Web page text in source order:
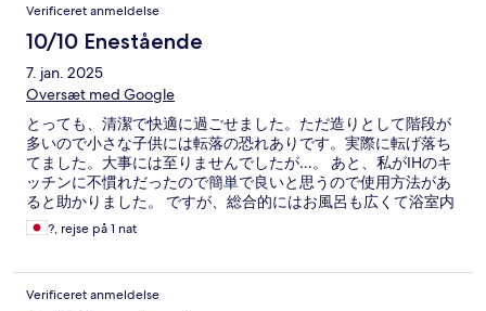
Verificeret anmeldelse
10/10 Enestående
7. jan. 2025
Oversæt med Google
とっても、清潔で快適に過ごせました。ただ造りとして階段が
多いので小さな子供には転落の恐れありです。実際に転げ落ち
てました。大事には至りませんでしたが…。 あと、私がIHのキ
ッチンに不慣れだったので簡単で良いと思うので使用方法があ
ると助かりました。 ですが、総合的にはお風呂も広くて浴室内
にTVも有りゆっくり出来ました。 快適。また、機会があればリ
ピします😊✨
?, rejse på 1 nat
Verificeret anmeldelse